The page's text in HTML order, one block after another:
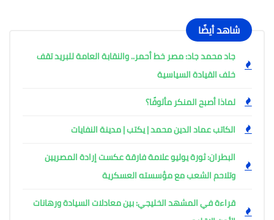
شاهد أيضًا
جاد محمد جاد: مصر خط أحمر.. والنقابة العامة للبريد تقف
خلف القيادة السياسية
لماذا أصبح المنكر مألوفًا؟
الكاتب عماد الدين محمد | يكتب | مدينة النفايات
البطران: ثورة يوليو علامة فارقة عكست إرادة المصريين
وتلاحم الشعب مع مؤسسته العسكرية
قراءة في المشهد الخليجي: بين معادلات السيادة ورهانات